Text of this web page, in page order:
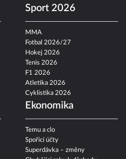
Sport 2026
MMA
Fotbal 2026/27
Hokej 2026
Tenis 2026
F1 2026
Atletika 2026
Cyklistika 2026
Ekonomika
Temu a clo
Spořicí účty
Superdávka – změny